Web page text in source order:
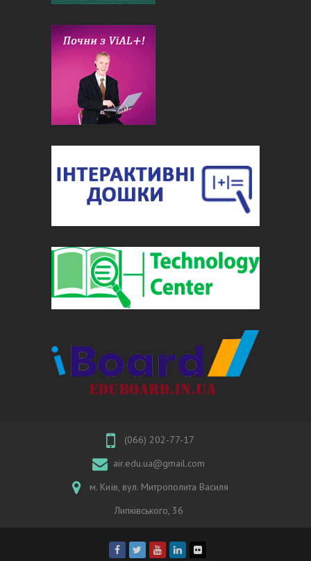
(066) 202-77-17
air.edu.ua@gmail.com
м. Київ, вул. Митрополита Василя
Липківського, 36